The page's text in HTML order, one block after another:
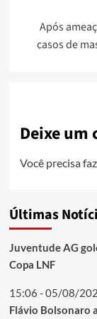
Após
casos de
Deixe um
Você precisa
Últimas
Juventude AG
Copa LNF
15:06 - 05/08/
Flávio Bolsonaro